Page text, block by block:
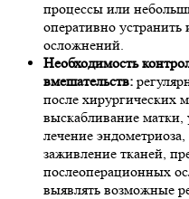
процессы или
оперативно устранить
осложнений.
Необходимость
вмешательств:
после хирургических
выскабливание матки,
лечение
заживление тканей,
послеоперационных
выявлять возможные